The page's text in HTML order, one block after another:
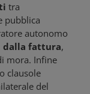
tra
pubblica
autonomo
dalla fattura,
mora. Infine
clausole
del